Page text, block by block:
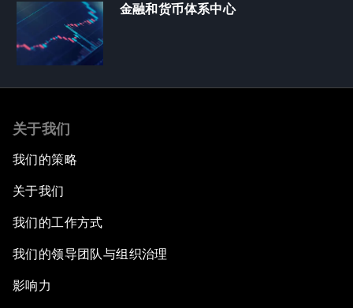
金融和货币体系中心
关于我们
我们的策略
关于我们
我们的工作方式
我们的领导团队与组织治理
影响力